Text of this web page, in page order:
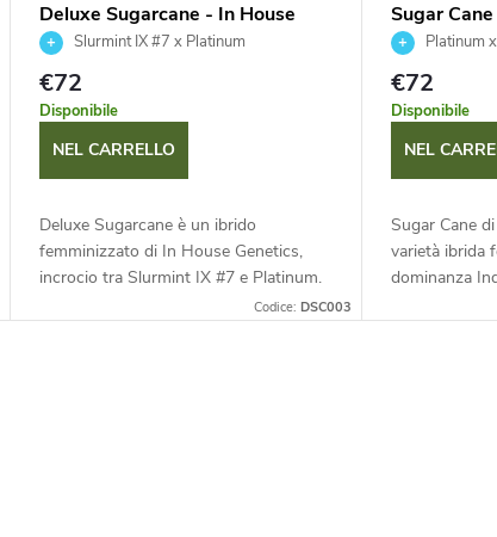
Deluxe Sugarcane - In House
Genetics 3 ks
Slurmint IX #7 x Platinum
€72
Disponibile
NEL CARRELLO
Deluxe Sugarcane è un ibrido
femminizzato di In House Genetics,
incrocio tra Slurmint IX #7 e Platinum.
Si distingue per l'estrema produzione
Codice: DSC003
Sugar
3 ksPlatinum
€72
Disponibile
NEL
Sugar Cane
varietà ibrida
dominanza
Platinum e